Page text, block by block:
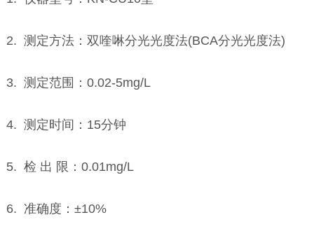
2. 测定方法：双喹啉分光光度法(BCA分光光度法)
3. 测定范围：0.02-5mg/L
4. 测定时间：15分钟
5. 检 出 限：0.01mg/L
6. 准确度：±10%